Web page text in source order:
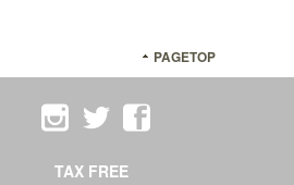
PAGETOP
TAX FREE